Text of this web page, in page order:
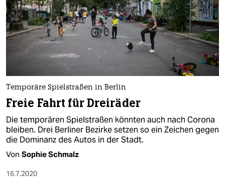
Temporäre Spielstraßen in Berlin
Freie Fahrt für Dreiräder
Die temporären Spielstraßen könnten auch nach Corona
bleiben. Drei Berliner Bezirke setzen so ein Zeichen gegen
die Dominanz des Autos in der Stadt.
Von Sophie Schmalz
16.7.2020